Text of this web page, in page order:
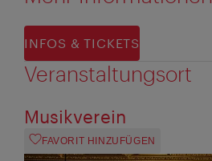
INFOS & TICKETS
Veranstaltungsort
Musikverein
FAVORIT HINZUFÜGEN